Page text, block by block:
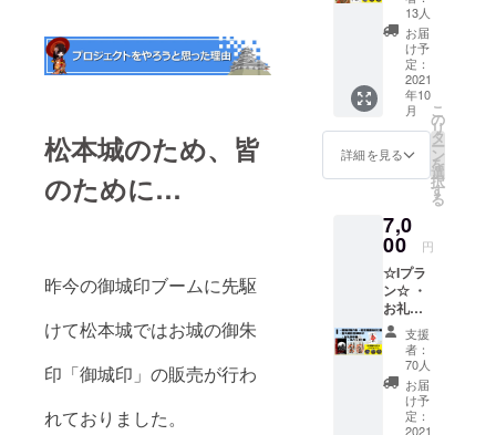
松本城のため、皆
のために…
昨今の御城印ブームに先駆
けて松本城ではお城の御朱
印「御城印」の販売が行わ
れておりました。
備考欄
への記
載＊ ・
お名前
(ハンド
ルネー
ム可)を
お知ら
せ下さ
す。 ※
缶バッ
チサイ
(38mm)
※御城印
帳はク
リアポ
ケット
12.4cm
×縦
18.3cm
) ＊備考
欄への
記載＊
お名前
(ハンド
ルネー
ム可)を
お知ら
せ下さ
姫御朱
印帳1冊
・松本
城缶
バッジ1
種 (3種
類の中
からラ
ンダム
で1個)
・登久
御朱印
※リター
ンを郵
送(レ
ター
パック)
にてお
送り致
しま
す。 ※
缶バッ
チサイ
13人
お届
け予
定：
2021
年10
月
詳細を見る
こ
の
リ
タ
ー
ン
を
選
択
す
る
7,0
00 円
☆Iプラ
ン☆ ・
お礼の
御手紙
・御城
印帳1冊
・松本
城御朱
印2種
支援
者：
70人
お届
け予
定：
2021